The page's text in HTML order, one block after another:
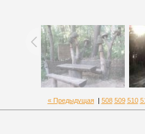
« Предыдущая| 508 509 510